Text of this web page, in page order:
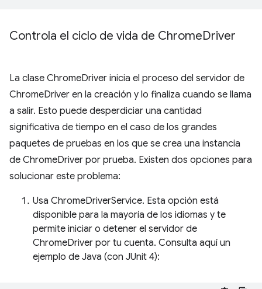
Controla el ciclo de vida de ChromeDriver
La clase ChromeDriver inicia el proceso del servidor de
ChromeDriver en la creación y lo finaliza cuando se llama
a salir. Esto puede desperdiciar una cantidad
significativa de tiempo en el caso de los grandes
paquetes de pruebas en los que se crea una instancia
de ChromeDriver por prueba. Existen dos opciones para
solucionar este problema:
Usa ChromeDriverService. Esta opción está
disponible para la mayoría de los idiomas y te
permite iniciar o detener el servidor de
ChromeDriver por tu cuenta. Consulta aquí un
ejemplo de Java (con JUnit 4):